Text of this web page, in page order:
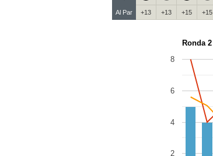
Al Par +13 +13 +15 +15
Ronda 2
2
4
6
8